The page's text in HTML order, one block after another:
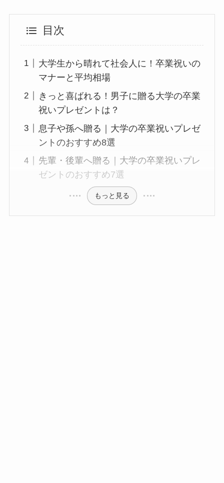
目次
大学生から晴れて社会人に！卒業祝いの
マナーと平均相場
きっと喜ばれる！男子に贈る大学の卒業
祝いプレゼントは？
息子や孫へ贈る｜大学の卒業祝いプレゼ
ントのおすすめ8選
先輩・後輩へ贈る｜大学の卒業祝いプレ
ゼントのおすすめ7選
もっと見る